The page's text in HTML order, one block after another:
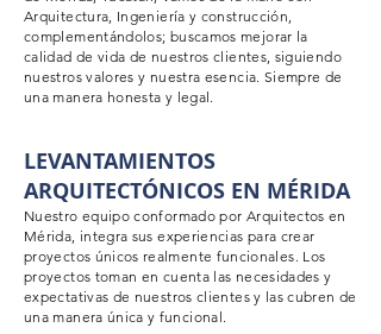
Arquitectura, Ingeniería y construcción,
complementándolos; buscamos mejorar la
calidad de vida de nuestros clientes, siguiendo
nuestros valores y nuestra esencia. Siempre de
una manera honesta y legal.
LEVANTAMIENTOS
ARQUITECTÓNICOS EN MÉRIDA
Nuestro equipo conformado por Arquitectos en
Mérida, integra sus experiencias para crear
proyectos únicos realmente funcionales. Los
proyectos toman en cuenta las necesidades y
expectativas de nuestros clientes y las cubren de
una manera única y funcional.